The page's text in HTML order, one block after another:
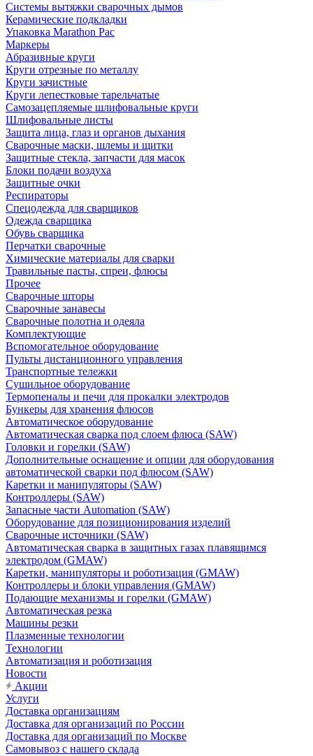
Системы вытяжки сварочных дымов
Керамические подкладки
Упаковка Marathon Pac
Маркеры
Абразивные круги
Круги отрезные по металлу
Круги зачистные
Круги лепестковые тарельчатые
Самозацепляемые шлифовальные круги
Шлифовальные листы
Защита лица, глаз и органов дыхания
Сварочные маски, шлемы и щитки
Защитные стекла, запчасти для масок
Блоки подачи воздуха
Защитные очки
Респираторы
Спецодежда для сварщиков
Одежда сварщика
Обувь сварщика
Перчатки сварочные
Химические материалы для сварки
Травильные пасты, спреи, флюсы
Прочее
Сварочные шторы
Сварочные занавесы
Сварочные полотна и одеяла
Комплектующие
Вспомогательное оборудование
Пульты дистанционного управления
Транспортные тележки
Сушильное оборудование
Термопеналы и печи для прокалки электродов
Бункеры для хранения флюсов
Автоматическое оборудование
Автоматическая сварка под слоем флюса (SAW)
Головки и горелки (SAW)
Дополнительные оснащение и опции для оборудования
автоматической сварки под флюсом (SAW)
Каретки и манипуляторы (SAW)
Контроллеры (SAW)
Запасные части Automation (SAW)
Оборудование для позиционирования изделий
Сварочные источники (SAW)
Автоматическая сварка в защитных газах плавящимся
электродом (GMAW)
Каретки, манипуляторы и роботизация (GMAW)
Контроллеры и блоки управления (GMAW)
Подающие механизмы и горелки (GMAW)
Автоматическая резка
Машины резки
Плазменные технологии
Технологии
Автоматизация и роботизация
Новости
Акции
Услуги
Доставка организациям
Доставка для организаций по России
Доставка для организаций по Москве
Самовывоз с нашего склада